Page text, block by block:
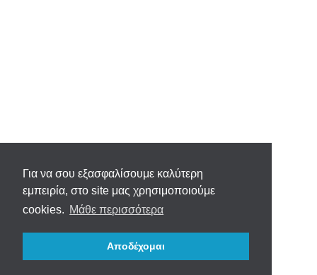
Για να σου εξασφαλίσουμε καλύτερη
εμπειρία, στο site μας χρησιμοποιούμε
cookies. Μάθε περισσότερα
Αποδέχομαι